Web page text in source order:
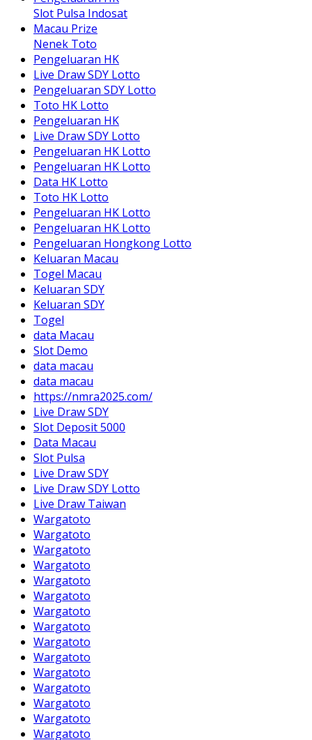
Slot Pulsa Indosat
Macau Prize
Nenek Toto
Pengeluaran HK
Live Draw SDY Lotto
Pengeluaran SDY Lotto
Toto HK Lotto
Pengeluaran HK
Live Draw SDY Lotto
Pengeluaran HK Lotto
Pengeluaran HK Lotto
Data HK Lotto
Toto HK Lotto
Pengeluaran HK Lotto
Pengeluaran HK Lotto
Pengeluaran Hongkong Lotto
Keluaran Macau
Togel Macau
Keluaran SDY
Keluaran SDY
Togel
data Macau
Slot Demo
data macau
data macau
https://nmra2025.com/
Live Draw SDY
Slot Deposit 5000
Data Macau
Slot Pulsa
Live Draw SDY
Live Draw SDY Lotto
Live Draw Taiwan
Wargatoto
Wargatoto
Wargatoto
Wargatoto
Wargatoto
Wargatoto
Wargatoto
Wargatoto
Wargatoto
Wargatoto
Wargatoto
Wargatoto
Wargatoto
Wargatoto
Wargatoto